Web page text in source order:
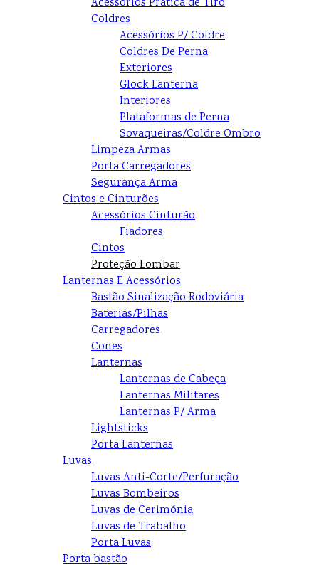
Coldres
Acessórios P/ Coldre
Coldres De Perna
Exteriores
Glock Lanterna
Interiores
Plataformas de Perna
Sovaqueiras/Coldre Ombro
Limpeza Armas
Porta Carregadores
Segurança Arma
Cintos e Cinturões
Acessórios Cinturão
Fiadores
Cintos
Proteção Lombar
Lanternas E Acessórios
Bastão Sinalização Rodoviária
Baterias/Pilhas
Carregadores
Cones
Lanternas
Lanternas de Cabeça
Lanternas Militares
Lanternas P/ Arma
Lightsticks
Porta Lanternas
Luvas
Luvas Anti-Corte/Perfuração
Luvas Bombeiros
Luvas de Cerimónia
Luvas de Trabalho
Porta Luvas
Porta bastão